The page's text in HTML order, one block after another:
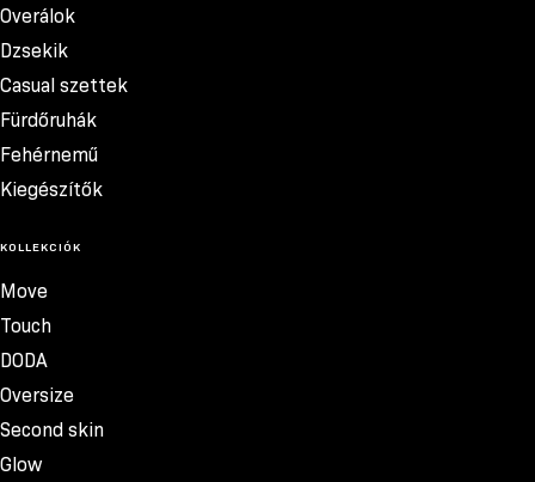
Overálok
Dzsekik
Casual szettek
Fürdőruhák
Fehérnemű
Kiegészítők
KOLLEKCIÓK
Move
Touch
DODA
Oversize
Second skin
Glow